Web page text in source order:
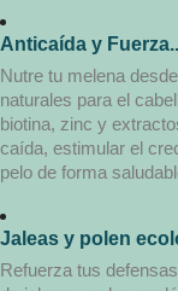
Anticaída y
Nutre tu melena
naturales para el
biotina, zinc y
caída, estimular el
pelo de forma
Jaleas y polen
Refuerza tus